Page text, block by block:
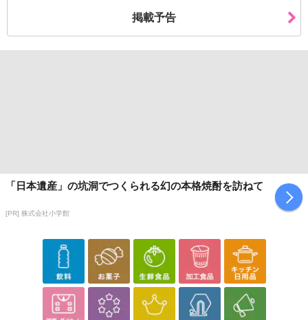
掲載予告
「日本遺産」の坑洞でつくられる幻の本格焼酎を訪ねて
[PR] 株式会社小学館